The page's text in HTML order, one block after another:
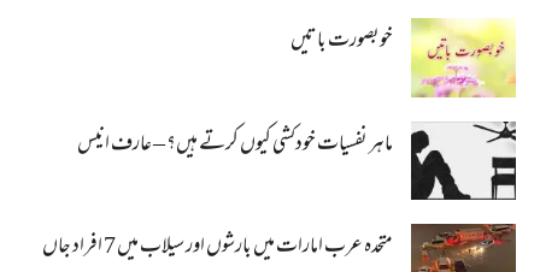
خوبصورت باتیں
ماہر نفسیات خودکشی کیوں کرتے ہیں؟ – عارف انیس
متحدہ عرب امارات میں بارشوں اور سیلاب میں 7 افراد جاں